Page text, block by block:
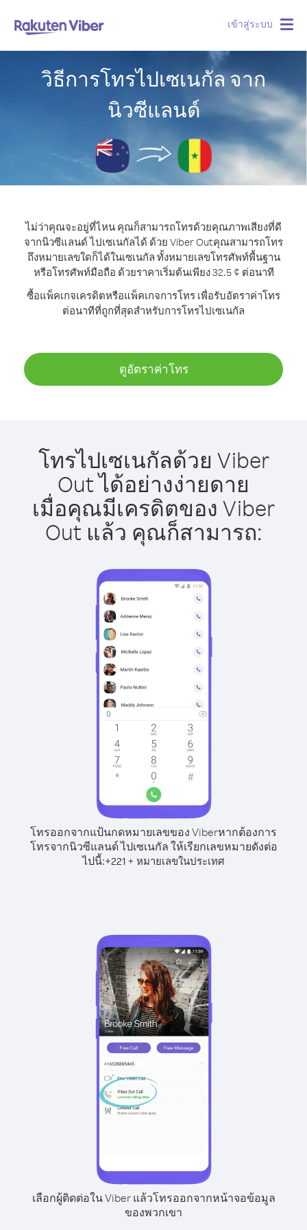
เข้าสู่ระบบ
วิธีการโทรไปเซเนกัล จาก
นิวซีแลนด์
ไม่ว่าคุณจะอยู่ที่ไหน คุณก็สามารถโทรด้วยคุณภาพเสียงที่ดี
จากนิวซีแลนด์ ไปเซเนกัลได้ ด้วย Viber Outคุณสามารถโทร
ถึงหมายเลขใดก็ได้ในเซเนกัล ทั้งหมายเลขโทรศัพท์พื้นฐาน
หรือโทรศัพท์มือถือ ด้วยราคาเริ่มต้นเพียง 32.5 ¢ ต่อนาที
ซื้อแพ็คเกจเครดิตหรือแพ็คเกจการโทร เพื่อรับอัตราค่าโทร
ต่อนาทีที่ถูกที่สุดสำหรับการโทรไปเซเนกัล
ดูอัตราค่าโทร
โทรไปเซเนกัลด้วย Viber
Out ได้อย่างง่ายดาย
เมื่อคุณมีเครดิตของ Viber
Out แล้ว คุณก็สามารถ:
โทรออกจากแป้นกดหมายเลขของ Viberหากต้องการ
โทรจากนิวซีแลนด์ ไปเซเนกัล ให้เรียกเลขหมายดังต่อ
ไปนี้:+221 + หมายเลขในประเทศ
เลือกผู้ติดต่อใน Viber แล้วโทรออกจากหน้าจอข้อมูล
ของพวกเขา